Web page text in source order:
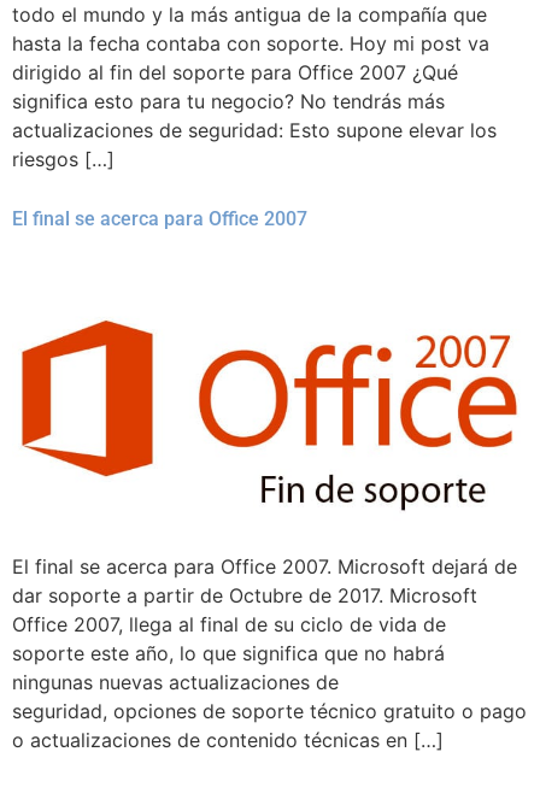
todo el mundo y la más antigua de la compañía que
hasta la fecha contaba con soporte. Hoy mi post va
dirigido al fin del soporte para Office 2007 ¿Qué
significa esto para tu negocio? No tendrás más
actualizaciones de seguridad: Esto supone elevar los
riesgos […]
El final se acerca para Office 2007
El final se acerca para Office 2007. Microsoft dejará de
dar soporte a partir de Octubre de 2017. Microsoft
Office 2007, llega al final de su ciclo de vida de
soporte este año, lo que significa que no habrá
ningunas nuevas actualizaciones de
seguridad, opciones de soporte técnico gratuito o pago
o actualizaciones de contenido técnicas en […]